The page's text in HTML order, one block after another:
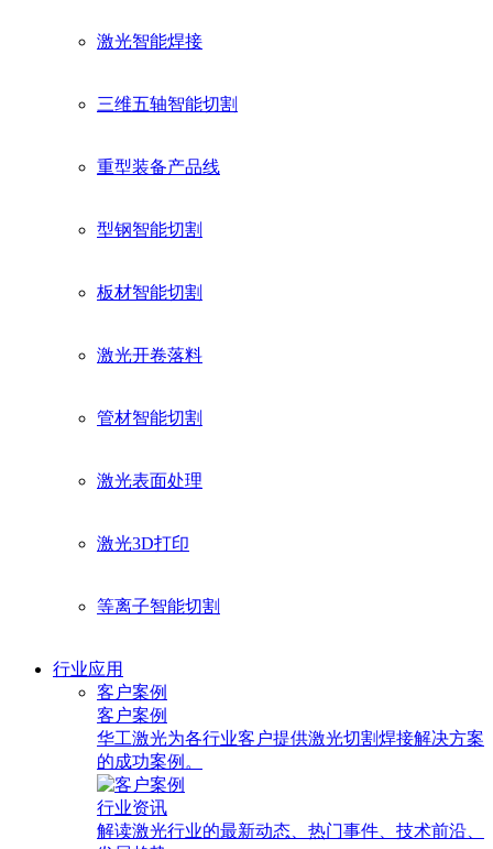
激光智能焊接
三维五轴智能切割
重型装备产品线
型钢智能切割
板材智能切割
激光开卷落料
管材智能切割
激光表面处理
激光3D打印
等离子智能切割
行业应用
客户案例
客户案例
华工激光为各行业客户提供激光切割焊接解决方案
的成功案例。
行业资讯
解读激光行业的最新动态、热门事件、技术前沿、